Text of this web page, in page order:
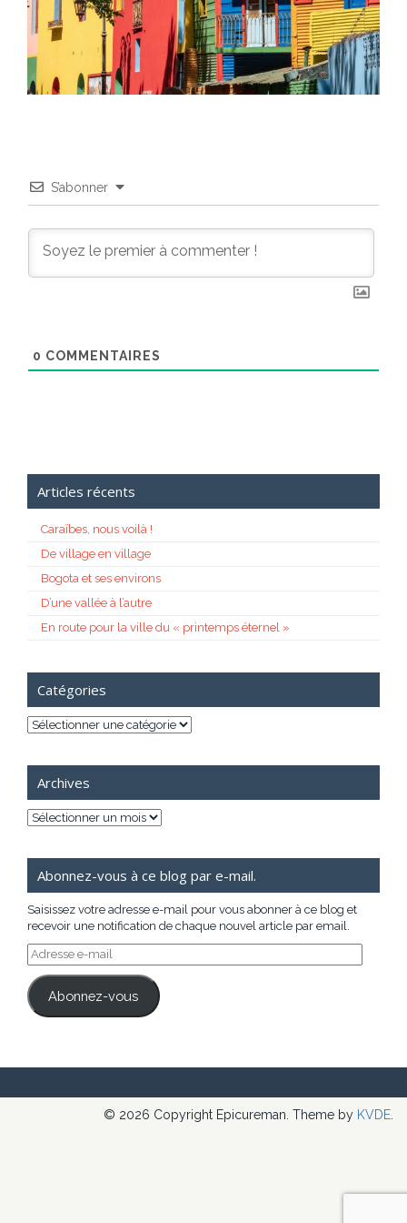
S’abonner
0 COMMENTAIRES
Articles récents
Caraïbes, nous voilà !
De village en village
Bogota et ses environs
D’une vallée à l’autre
En route pour la ville du « printemps éternel »
Catégories
Catégories
Archives
Archives
Abonnez-vous à ce blog par e-mail.
Saisissez votre adresse e-mail pour vous abonner à ce blog et
recevoir une notification de chaque nouvel article par email.
Adresse
e-
mail
Abonnez-vous
© 2026 Copyright Epicureman. Theme by KVDE.